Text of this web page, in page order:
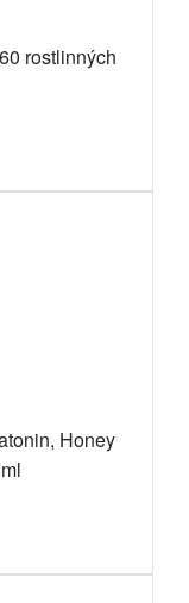
rostlinných
Honey